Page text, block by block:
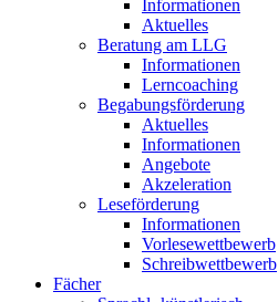
Informationen
Aktuelles
Beratung am LLG
Informationen
Lerncoaching
Begabungsförderung
Aktuelles
Informationen
Angebote
Akzeleration
Leseförderung
Informationen
Vorlesewettbewerb
Schreibwettbewerb
Fächer